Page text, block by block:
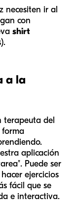
necesiten ir al
con
shirt
a la
terapeuta del
forma
aplicación
Puede ser
ejercicios
fácil que se
e interactiva.